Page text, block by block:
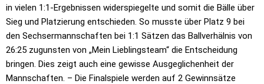
in vielen 1:1-Ergebnissen widerspiegelte und somit die Bälle über
Sieg und Platzierung entschieden. So musste über Platz 9 bei
den Sechsermannschaften bei 1:1 Sätzen das Ballverhälnis von
26:25 zugunsten von „Mein Lieblingsteam“ die Entscheidung
bringen. Dies zeigt auch eine gewisse Ausgeglichenheit der
Mannschaften. – Die Finalspiele werden auf 2 Gewinnsätze